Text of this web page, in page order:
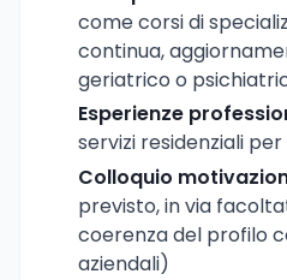
come corsi di
continua,
geriatrico o
Esperienze
servizi residenziali
Colloquio
previsto, in via
coerenza del profilo
aziendali)